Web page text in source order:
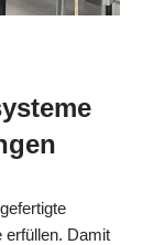
erfüllen. Damit